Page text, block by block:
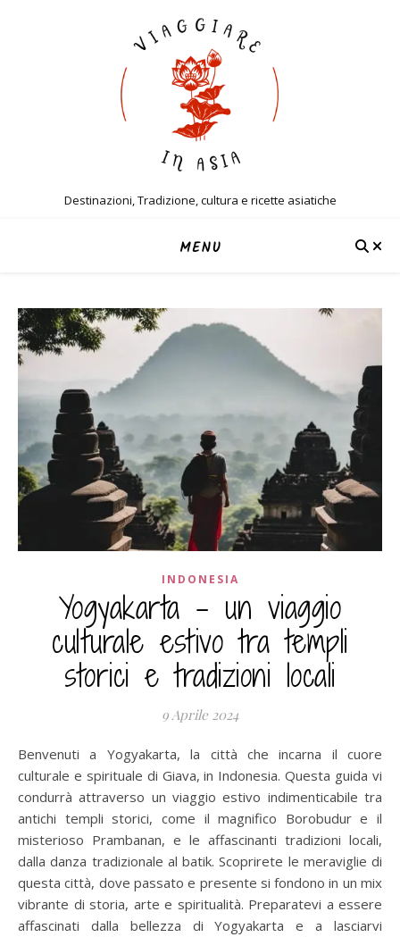
Destinazioni, Tradizione, cultura e ricette asiatiche
MENU
INDONESIA
Yogyakarta – un viaggio
culturale estivo tra templi
storici e tradizioni locali
9 Aprile 2024
Benvenuti a Yogyakarta, la città che incarna il cuore
culturale e spirituale di Giava, in Indonesia. Questa guida vi
condurrà attraverso un viaggio estivo indimenticabile tra
antichi templi storici, come il magnifico Borobudur e il
misterioso Prambanan, e le affascinanti tradizioni locali,
dalla danza tradizionale al batik. Scoprirete le meraviglie di
questa città, dove passato e presente si fondono in un mix
vibrante di storia, arte e spiritualità. Preparatevi a essere
affascinati dalla bellezza di Yogyakarta e a lasciarvi